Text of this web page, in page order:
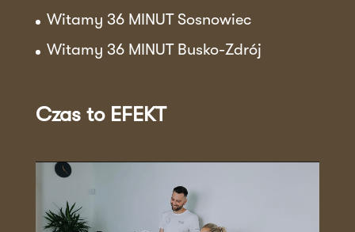
Witamy 36 MINUT Sosnowiec
Witamy 36 MINUT Busko-Zdrój
Czas to EFEKT